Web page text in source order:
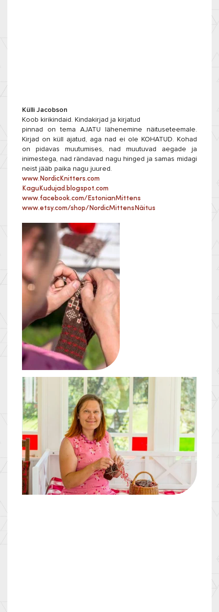
Külli Jacobson
Koob kirikindaid. Kindakirjad ja kirjatud
pinnad on tema AJATU lähenemine näituseteemale.
Kirjad on küll ajatud, aga nad ei ole KOHATUD. Kohad
on pidavas muutumises, nad muutuvad aegade ja
inimestega, nad rändavad nagu hinged ja samas midagi
neist jääb paika nagu juured.
www.NordicKnitters.com
KaguKudujad.blogspot.com
www.facebook.com/EstonianMittens
www.etsy.com/shop/NordicMittensNäitus